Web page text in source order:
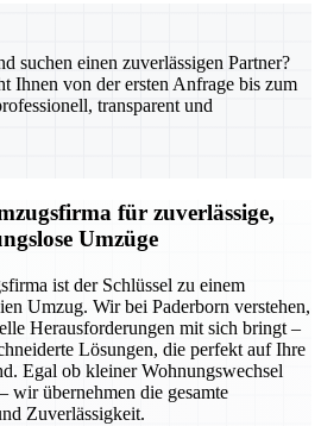
suchen einen zuverlässigen Partner?
Ihnen von der ersten Anfrage bis zum
transparent und
für zuverlässige,
Umzüge
ist der Schlüssel zu einem
Umzug. Wir bei Paderborn verstehen,
Herausforderungen mit sich bringt –
Lösungen, die perfekt auf Ihre
Egal ob kleiner Wohnungswechsel
wir übernehmen die gesamte
Zuverlässigkeit.